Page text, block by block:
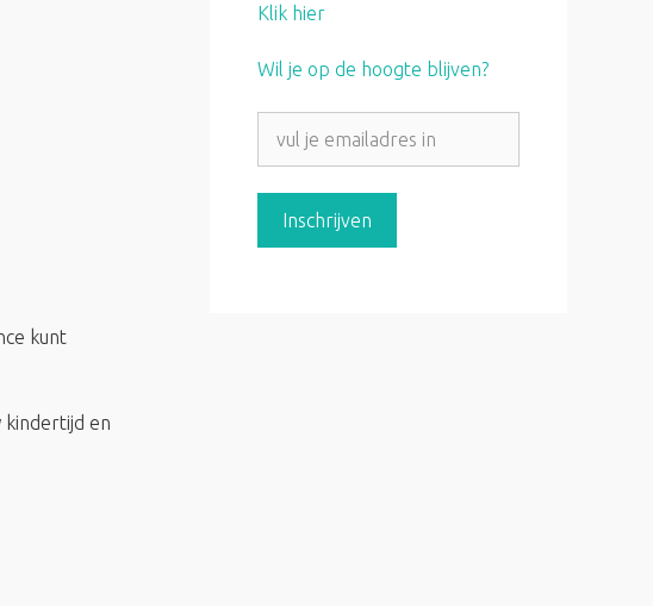
kunt
kindertijd en
Klik hier
Wil je op de hoogte blijven?